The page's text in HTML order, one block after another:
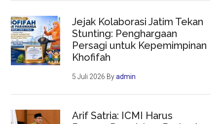
Jejak Kolaborasi Jatim Tekan
Stunting: Penghargaan
Persagi untuk Kepemimpinan
Khofifah
5 Juli 2026 Byadmin
Arif Satria: ICMI Harus